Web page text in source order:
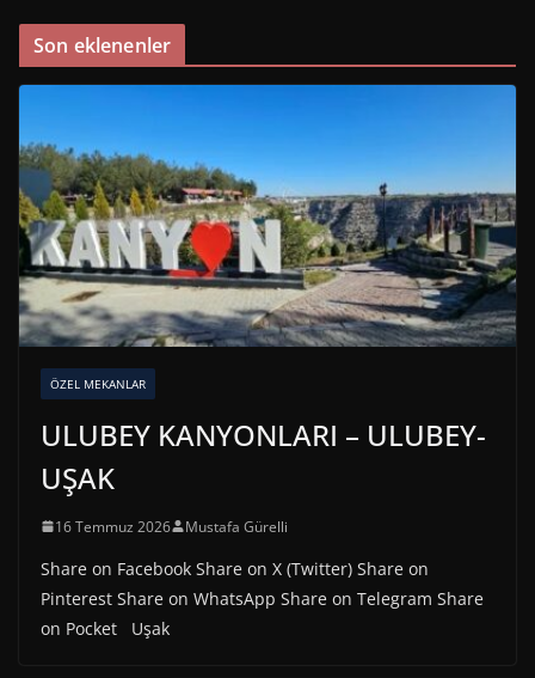
Son eklenenler
ÖZEL MEKANLAR
ULUBEY KANYONLARI – ULUBEY-
UŞAK
16 Temmuz 2026 Mustafa Gürelli
Share on Facebook Share on X (Twitter) Share on
Pinterest Share on WhatsApp Share on Telegram Share
on Pocket Uşak